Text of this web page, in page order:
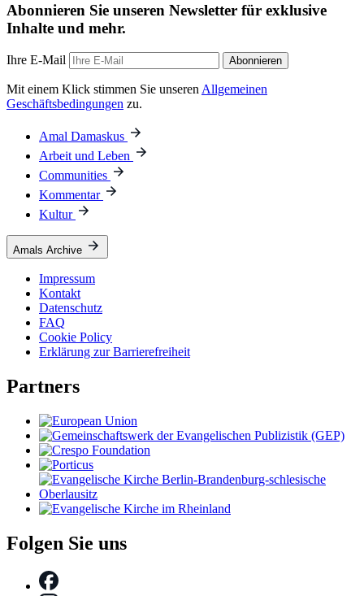
Abonnieren Sie unseren Newsletter für exklusive
Inhalte und mehr.
Ihre E-Mail Abonnieren
Mit einem Klick stimmen Sie unseren Allgemeinen
Geschäftsbedingungen zu.
Amal Damaskus
Arbeit und Leben
Communities
Kommentar
Kultur
Amals Archive
Impressum
Kontakt
Datenschutz
FAQ
Cookie Policy
Erklärung zur Barrierefreiheit
Partners
Folgen Sie uns